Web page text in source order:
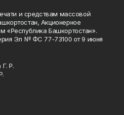
и средствам массовой
Акционерное
«Республика Башкортостан».
Эл № ФС 77-73100 от 9 июня
Р.